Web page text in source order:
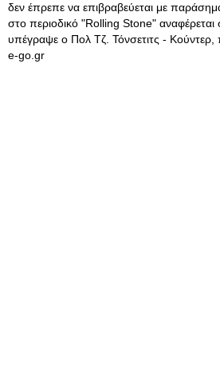
δεν έπρεπε να επιβραβεύεται με
στο περιοδικό "Rolling Stone"
υπέγραψε ο Πολ Τζ. Τόνσετιτς - Κούντερ,
e-go.gr